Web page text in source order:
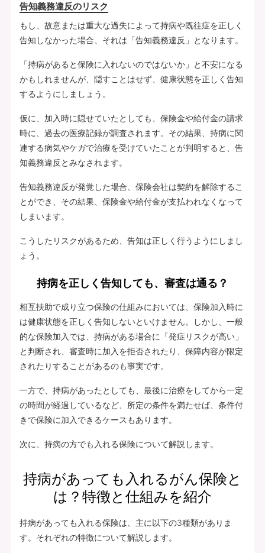
告知義務違反のリスク
もし、故意または重大な過失によって持病や既往症を正しく
告知しなかった場合、それは「告知義務違反」となります。
「持病があると保険に入れないのではないか」と不安になる
かもしれませんが、隠すことはせず、健康状態を正しく告知
するようにしましょう。
仮に、加入時に隠せていたとしても、保険金や給付金の請求
時に、過去の医療記録が調査されます。その結果、持病に関
連する病気やケガで治療を受けていたことが判明すると、告
知義務違反とみなされます。
告知義務違反が発覚した場合、保険会社は契約を解除するこ
とができ、その結果、保険金や給付金が支払われなくなって
しまいます。
こうしたリスクがあるため、告知は正しく行うようにしまし
ょう。
持病を正しく告知しても、審査は通る？
相互扶助で成り立つ保険の仕組みにおいては、保険加入時に
は健康状態を正しく告知しないといけません。しかし、一般
的な保険加入では、持病がある場合に「発症リスクが高い」
と判断され、審査時に加入を拒否されたり、保障内容が限定
されたりすることがあるのも事実です。
一方で、持病があったとしても、最後に治療をしてから一定
の時間が経過しているなど、所定の条件を満たせば、条件付
きで保険に加入できるケースもあります。
次に、持病の方でも入れる保険について解説します。
持病があっても入れるがん保険と
は？特徴と仕組みを紹介
持病があっても入れる保険は、主に以下の3種類がありま
す。それぞれの特徴について解説します。